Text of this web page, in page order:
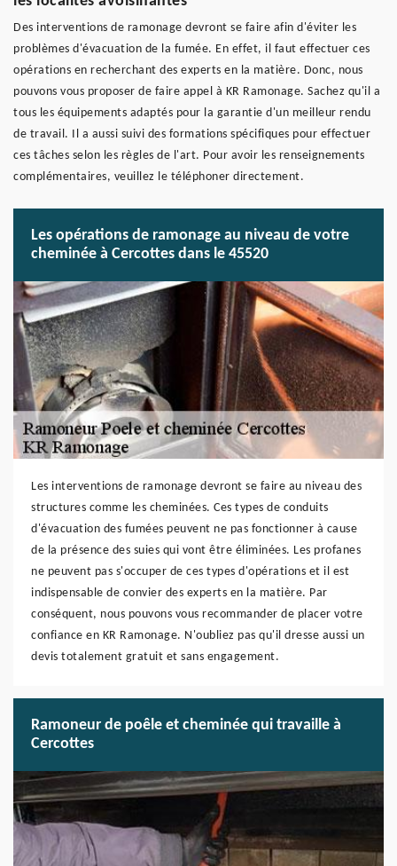
Des interventions de ramonage devront se faire afin d'éviter les
problèmes d'évacuation de la fumée. En effet, il faut effectuer ces
opérations en recherchant des experts en la matière. Donc, nous
pouvons vous proposer de faire appel à KR Ramonage. Sachez qu'il a
tous les équipements adaptés pour la garantie d'un meilleur rendu
de travail. Il a aussi suivi des formations spécifiques pour effectuer
ces tâches selon les règles de l'art. Pour avoir les renseignements
complémentaires, veuillez le téléphoner directement.
Les opérations de ramonage au niveau de votre
cheminée à Cercottes dans le 45520
Les interventions de ramonage devront se faire au niveau des
structures comme les cheminées. Ces types de conduits
d'évacuation des fumées peuvent ne pas fonctionner à cause
de la présence des suies qui vont être éliminées. Les profanes
ne peuvent pas s'occuper de ces types d'opérations et il est
indispensable de convier des experts en la matière. Par
conséquent, nous pouvons vous recommander de placer votre
confiance en KR Ramonage. N'oubliez pas qu'il dresse aussi un
devis totalement gratuit et sans engagement.
Ramoneur de poêle et cheminée qui travaille à
Cercottes